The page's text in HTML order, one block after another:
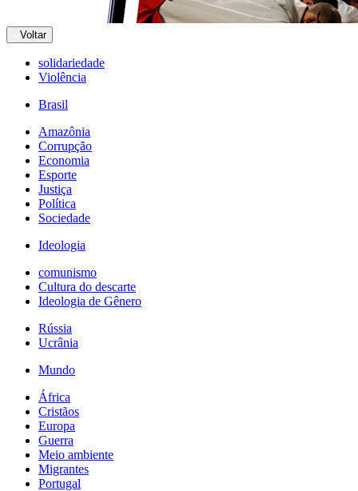
Voltar
solidariedade
Violência
Brasil
Amazônia
Corrupção
Economia
Esporte
Justiça
Política
Sociedade
Ideologia
comunismo
Cultura do descarte
Ideologia de Gênero
Rússia
Ucrânia
Mundo
África
Cristãos
Europa
Guerra
Meio ambiente
Migrantes
Portugal